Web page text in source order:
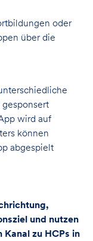
oder
über die
wird auf
können
abgespielt
und nutzen
zu HCPs in